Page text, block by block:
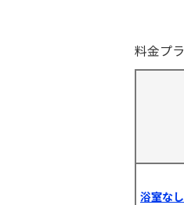
料金プ
浴室な